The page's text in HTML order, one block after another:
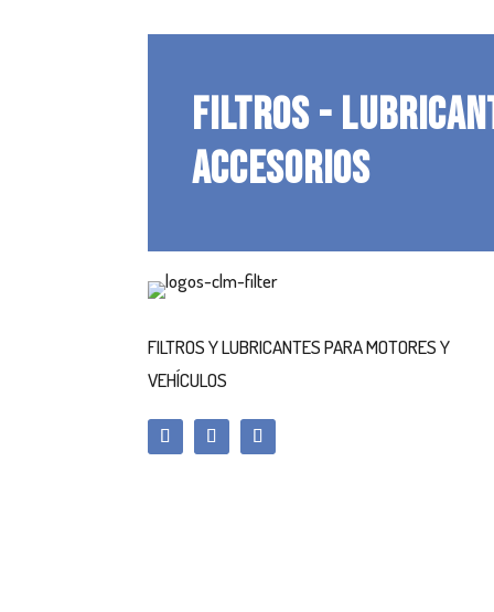
FILTROS -
ACCESORIOS
FILTROS Y LUBRICANTES PARA MOTORES Y
VEHÍCULOS